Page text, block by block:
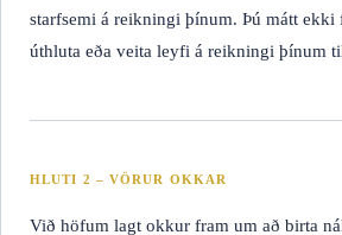
starfsemi á reikningi þínum. Þú mátt ekki
úthluta eða veita leyfi á reikningi þínum
HLUTI 2 – VÖRUR OKKAR
Við höfum lagt okkur fram um að birta